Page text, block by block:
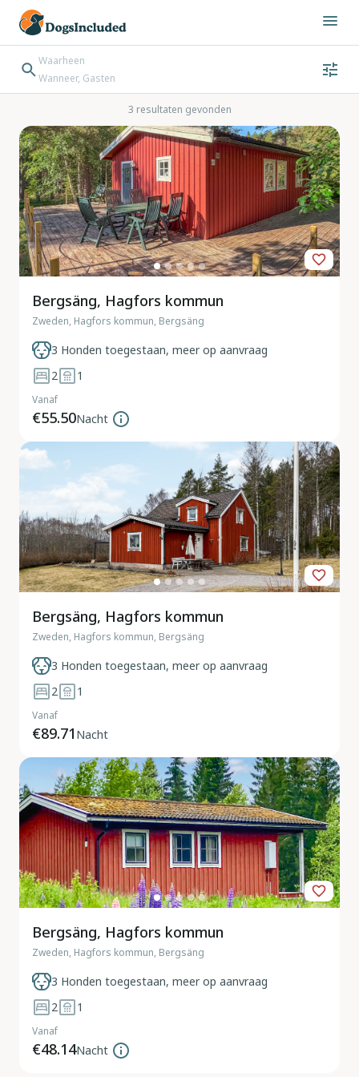
Waarheen
Wanneer, Gasten
Bestemming zoeken
Inchecken → Uitchecken3 resultaten gevonden
Bergsäng, Hagfors kommun
Zweden, Hagfors kommun, Bergsäng
3 Honden toegestaan, meer op aanvraag
2
1
Vanaf
€55.50Nacht
Bergsäng, Hagfors kommun
Zweden, Hagfors kommun, Bergsäng
3 Honden toegestaan, meer op aanvraag
2
1
Vanaf
€89.71 Nacht
Bergsäng, Hagfors kommun
Zweden, Hagfors kommun, Bergsäng
3 Honden toegestaan, meer op aanvraag
2
1
Vanaf
€48.14Nacht